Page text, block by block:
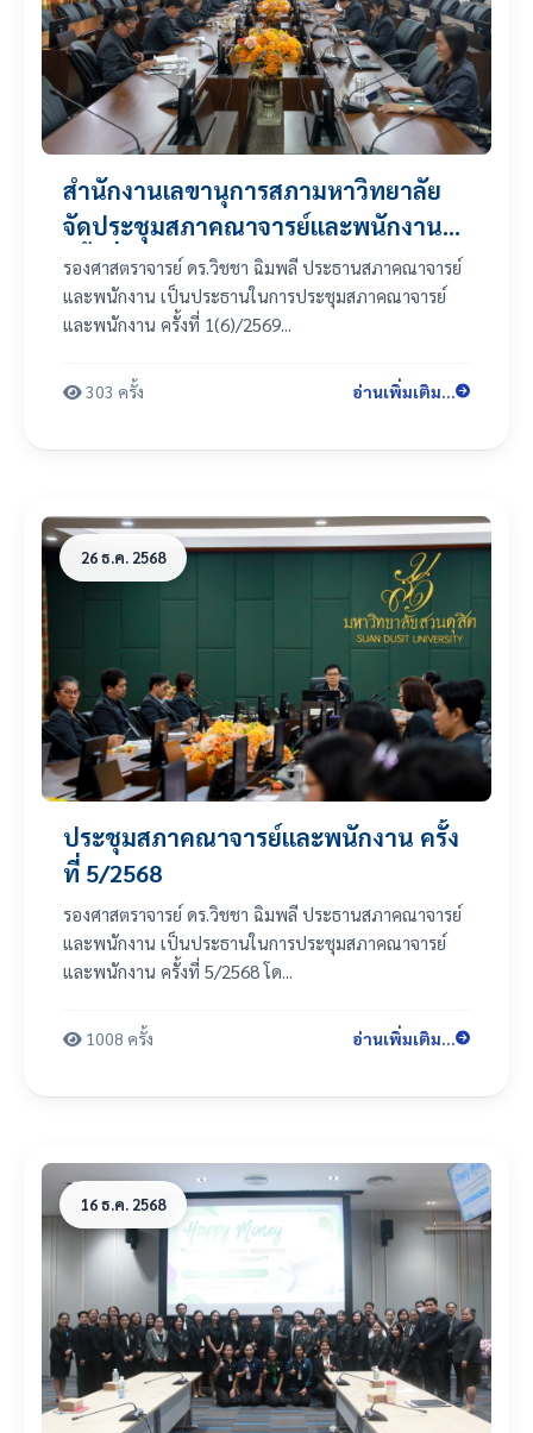
สำนักงานเลขานุการสภามหาวิทยาลัย
จัดประชุมสภาคณาจารย์และพนักงาน
ครั้งที่ 1(6)/2569
รองศาสตราจารย์ ดร.วิชชา ฉิมพลี ประธานสภาคณาจารย์
และพนักงาน เป็นประธานในการประชุมสภาคณาจารย์
และพนักงาน ครั้งที่ 1(6)/2569...
303 ครั้ง อ่านเพิ่มเติม...
26 ธ.ค. 2568
ประชุมสภาคณาจารย์และพนักงาน ครั้ง
ที่ 5/2568
รองศาสตราจารย์ ดร.วิชชา ฉิมพลี ประธานสภาคณาจารย์
และพนักงาน เป็นประธานในการประชุมสภาคณาจารย์
และพนักงาน ครั้งที่ 5/2568 โด...
1008 ครั้ง อ่านเพิ่มเติม...
16 ธ.ค. 2568